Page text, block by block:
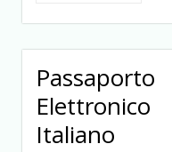
Passaporto
Elettronico
Italiano